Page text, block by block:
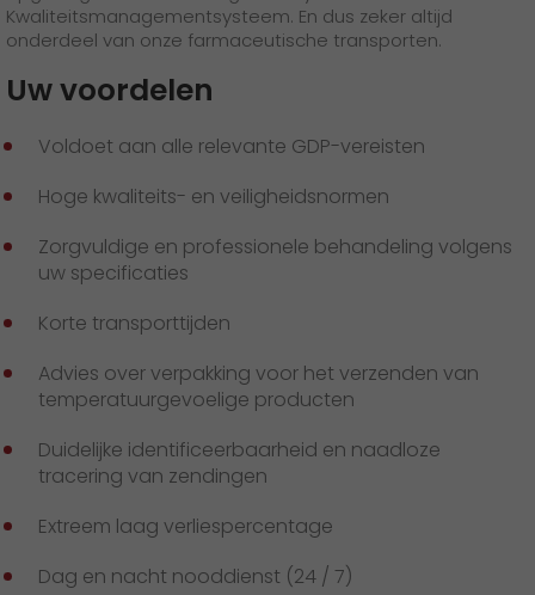
Kwaliteitsmanagementsysteem. En dus zeker altijd
onderdeel van onze farmaceutische transporten.
Uw voordelen
Voldoet aan alle relevante GDP-vereisten
Hoge kwaliteits- en veiligheidsnormen
Zorgvuldige en professionele behandeling volgens
uw specificaties
Korte transporttijden
Advies over verpakking voor het verzenden van
temperatuurgevoelige producten
Duidelijke identificeerbaarheid en naadloze
tracering van zendingen
Extreem laag verliespercentage
Dag en nacht nooddienst (24 / 7)